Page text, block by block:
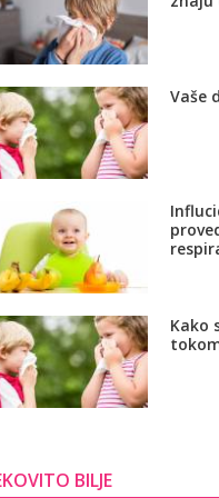
Vaše
Kako
BILJE